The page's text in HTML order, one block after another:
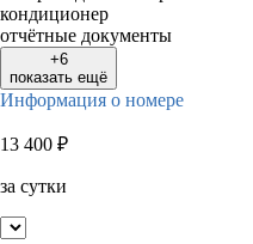
кондиционер
отчётные документы
+6
показать ещё
Информация о номере
13 400 ₽
за сутки